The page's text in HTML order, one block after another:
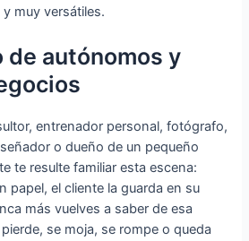
muy versátiles.
de autónomos y
entrenador personal, fotógrafo,
o dueño de un pequeño
te resulte familiar esta escena:
papel, el cliente la guarda en su
más vuelves a saber de esa
se moja, se rompe o queda